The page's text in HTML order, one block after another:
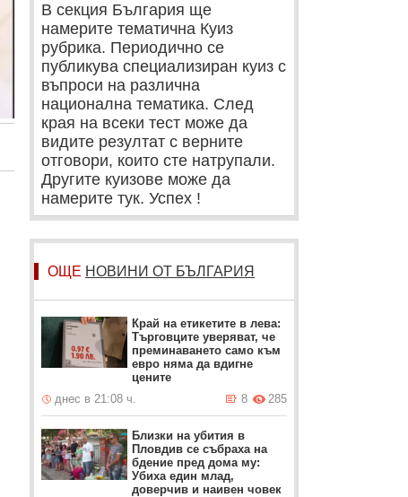
В секция България ще
намерите тематична Куиз
рубрика. Периодично се
публикува специализиран куиз с
въпроси на различна
национална тематика. След
края на всеки тест може да
видите резултат с верните
отговори, които сте натрупали.
Другите куизове може да
намерите тук. Успех !
ОЩЕ НОВИНИ ОТ БЪЛГАРИЯ
Край на етикетите в лева:
Търговците уверяват, че
преминаването само към
евро няма да вдигне
цените
днес в 21:08 ч.
285
8
Близки на убития в
Пловдив се събраха на
бдение пред дома му:
Убиха един млад,
доверчив и наивен човек